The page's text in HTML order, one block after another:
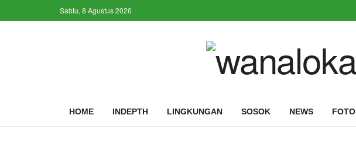
Sabtu, 8 Agustus 2026
HOME INDEPTH LINGKUNGAN SOSOK NEWS FOTO